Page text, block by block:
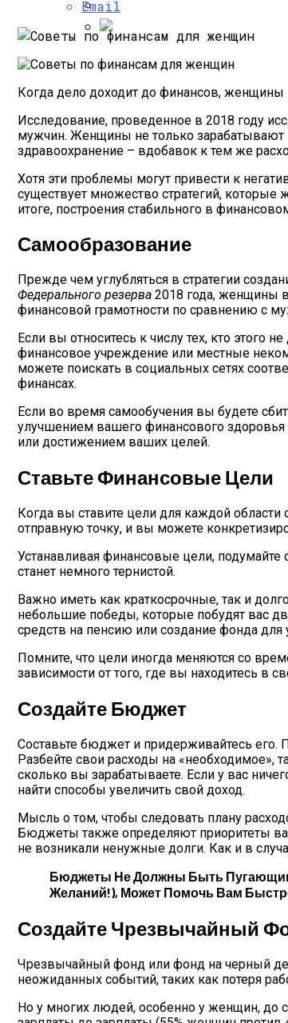
ТОП-10 Лучших Смартфонов
Кровельные Работы,
Email
Когда дело доходит до финансов,
Исследование, проведенное в 2018 году
мужчин. Женщины не только
здравоохранение – вдобавок к тем же
Хотя эти проблемы могут привести к
существует множество стратегий,
итоге, построения стабильного в
Самообразование
Прежде чем углубляться в стратегии
Федерального резерва 2018 года, женщины
финансовой грамотности по сравнению с
Если вы относитесь к числу тех, кто этого
финансовое учреждение или местные
можете поискать в социальных сетях
финансах.
Если во время самообучения вы будете
улучшением вашего финансового
или достижением ваших целей.
Ставьте Финансовые Цели
Когда вы ставите цели для каждой
отправную точку, и вы можете
Устанавливая финансовые цели, подумайте
станет немного тернистой.
Важно иметь как краткосрочные, так и
небольшие победы, которые побудят вас
средств на пенсию или создание фонда для
Помните, что цели иногда меняются со
зависимости от того, где вы находитесь в
Создайте Бюджет
Составьте бюджет и придерживайтесь его.
Разбейте свои расходы на «необходимое»,
сколько вы зарабатываете. Если у вас
найти способы увеличить свой доход.
Мысль о том, чтобы следовать плану
Бюджеты также определяют приоритеты
не возникали ненужные долги. Как и в
Бюджеты Не Должны Быть
Желаний!), Может Помочь Вам
Создайте Чрезвычайный
Чрезвычайный фонд или фонд на черный
неожиданных событий, таких как потеря
Но у многих людей, особенно у женщин, до